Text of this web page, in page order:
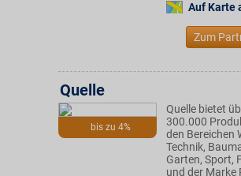
Auf Karte
Zum
bis zu 4%
Quelle
Quelle bietet
300.000
den Bereichen
Technik,
Garten, Sport,
und der Marke